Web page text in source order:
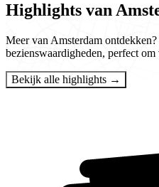
Highlights van
Meer van Amsterdam
bezienswaardigheden, perfect
Bekijk alle highlights →